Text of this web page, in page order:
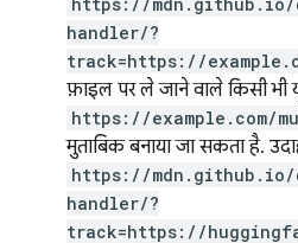
handler/?
track=https://
फ़ाइल पर ले जाने वाले किसी
https://example.com/
मुताबिक बनाया जा सकता है.
https://mdn.github.io/
handler/?
track=https://